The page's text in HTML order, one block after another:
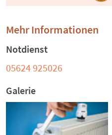
Mehr Informationen
Notdienst
05624 925026
Galerie